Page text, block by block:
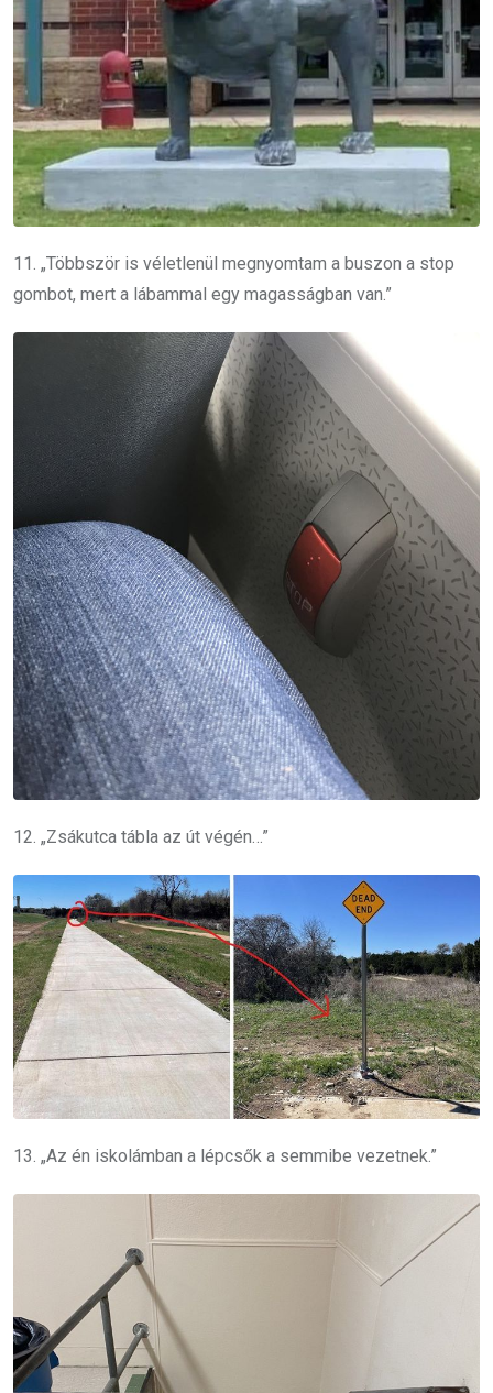
11. „Többször is véletlenül megnyomtam a buszon a stop
gombot, mert a lábammal egy magasságban van.”
12. „Zsákutca tábla az út végén…”
13. „Az én iskolámban a lépcsők a semmibe vezetnek.”